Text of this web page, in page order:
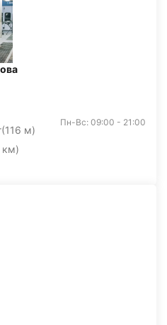
(116 м)
км)
Пн-Вс: 09:00 - 21:00